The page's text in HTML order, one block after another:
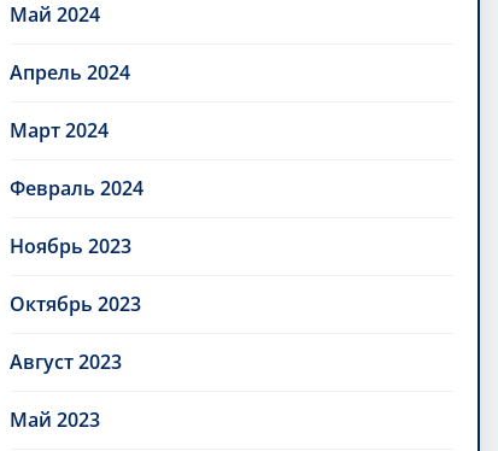
Май 2024
Апрель 2024
Март 2024
Февраль 2024
Ноябрь 2023
Октябрь 2023
Август 2023
Май 2023